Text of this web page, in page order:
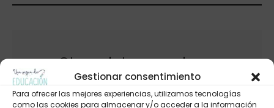
Gestionar consentimiento
Para ofrecer las mejores experiencias, utilizamos tecnologías
como las cookies para almacenar y/o acceder a la información
Otros platos para hoy…